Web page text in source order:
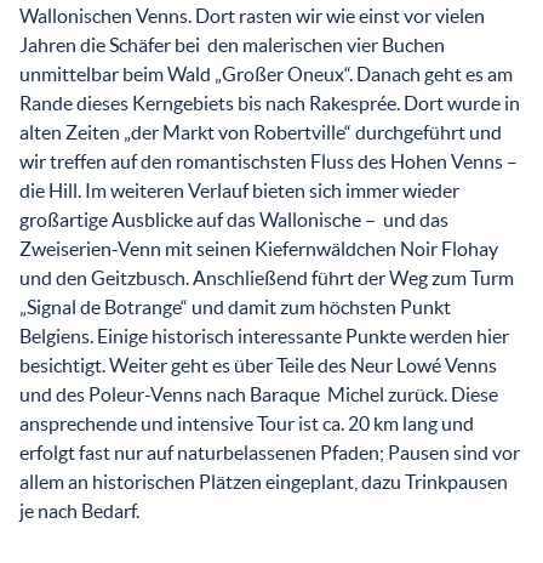
Wallonischen Venns. Dort rasten wir wie einst vor vielen
Jahren die Schäfer bei den malerischen vier Buchen
unmittelbar beim Wald „Großer Oneux“. Danach geht es am
Rande dieses Kerngebiets bis nach Rakesprée. Dort wurde in
alten Zeiten „der Markt von Robertville“ durchgeführt und
wir treffen auf den romantischsten Fluss des Hohen Venns –
die Hill. Im weiteren Verlauf bieten sich immer wieder
großartige Ausblicke auf das Wallonische – und das
Zweiserien-Venn mit seinen Kiefernwäldchen Noir Flohay
und den Geitzbusch. Anschließend führt der Weg zum Turm
„Signal de Botrange“ und damit zum höchsten Punkt
Belgiens. Einige historisch interessante Punkte werden hier
besichtigt. Weiter geht es über Teile des Neur Lowé Venns
und des Poleur-Venns nach Baraque Michel zurück. Diese
ansprechende und intensive Tour ist ca. 20 km lang und
erfolgt fast nur auf naturbelassenen Pfaden; Pausen sind vor
allem an historischen Plätzen eingeplant, dazu Trinkpausen
je nach Bedarf.